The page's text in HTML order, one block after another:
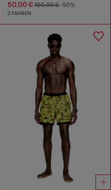
50,00 €100,00 €-50%
2 FARBEN